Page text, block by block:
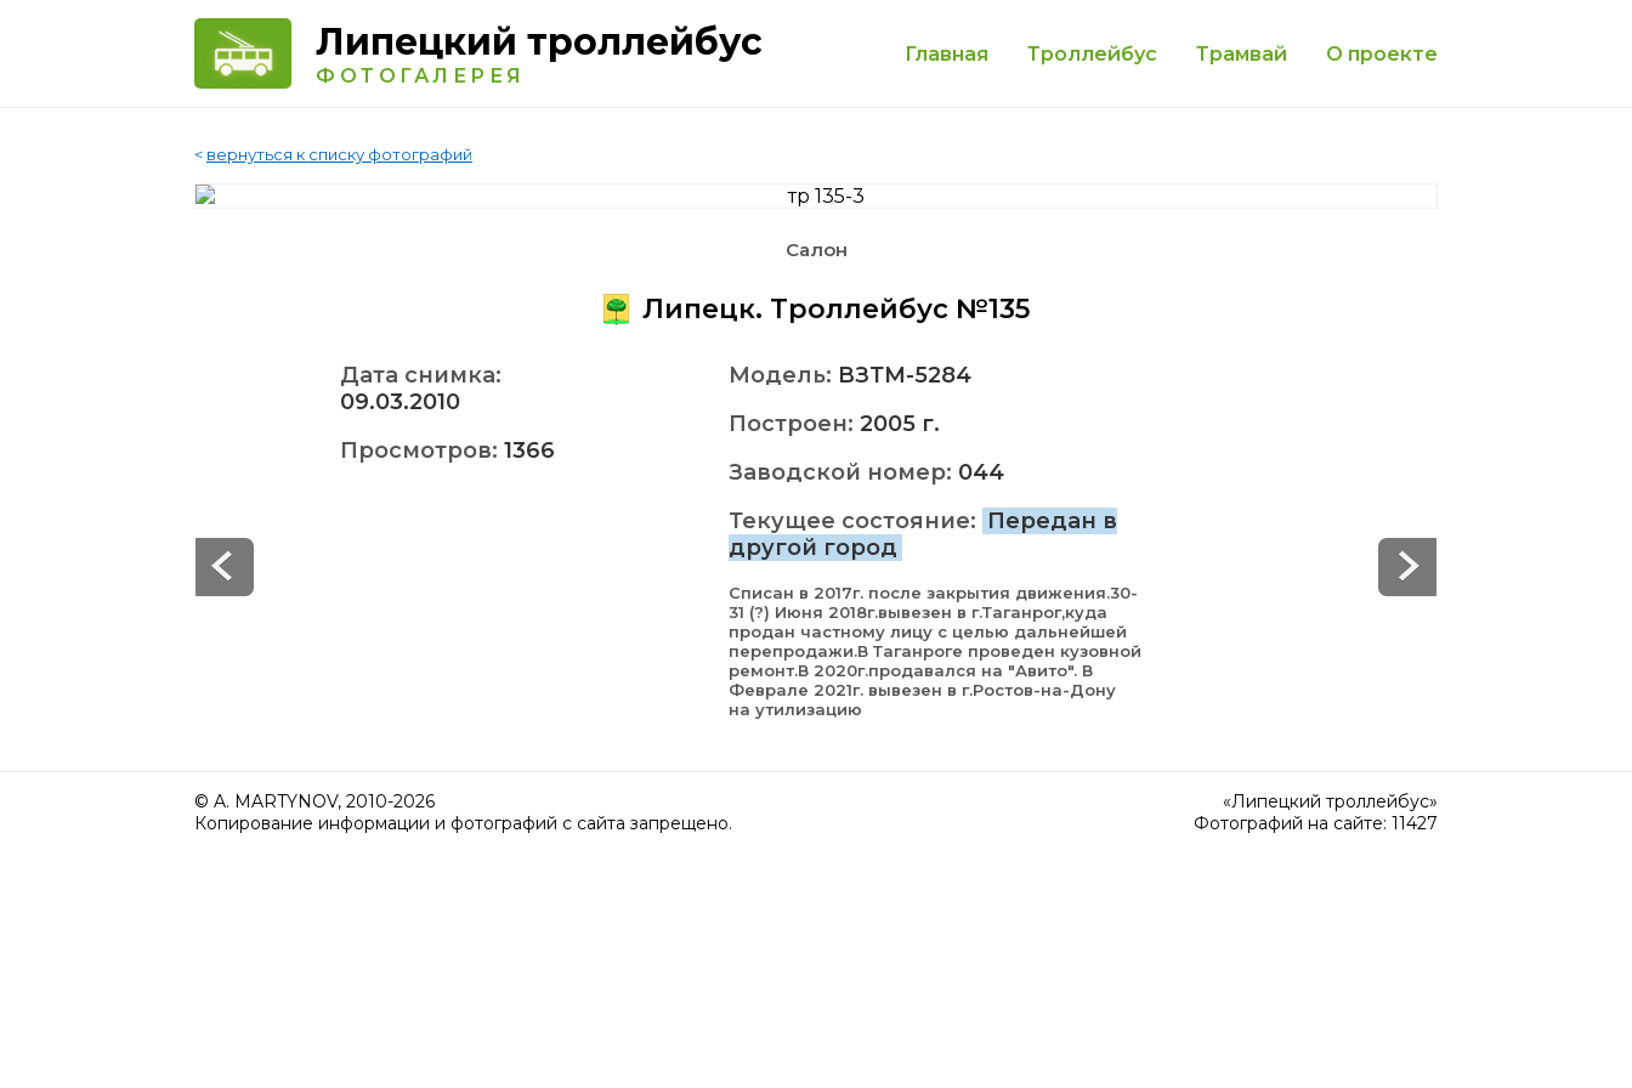
Липецкий троллейбус
ФОТОГАЛЕРЕЯ
Главная Троллейбус Трамвай О проекте
< вернуться к списку фотографий
Салон
Липецк. Троллейбус №135
Дата снимка:
09.03.2010
Просмотров: 1366
Модель: ВЗТМ-5284
Построен: 2005 г.
Заводской номер: 044
Текущее состояние: Передан в
другой город
Списан в 2017г. после закрытия движения.30-
31 (?) Июня 2018г.вывезен в г.Таганрог,куда
продан частному лицу с целью дальнейшей
перепродажи.В Таганроге проведен кузовной
ремонт.В 2020г.продавался на "Авито". В
Феврале 2021г. вывезен в г.Ростов-на-Дону
на утилизацию
© A. MARTYNOV, 2010-2026
Копирование информации и фотографий с сайта запрещено.
«Липецкий троллейбус»
Фотографий на сайте: 11427